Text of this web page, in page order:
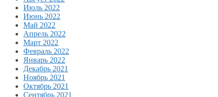
Июль 2022
Июнь 2022
Май 2022
Апрель 2022
Март 2022
Февраль 2022
Январь 2022
Декабрь 2021
Ноябрь 2021
Октябрь 2021
Сентябрь 2021